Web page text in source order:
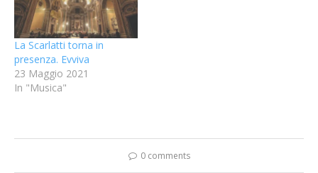
La Scarlatti torna in
presenza. Evviva
23 Maggio 2021
In "Musica"
0 comments